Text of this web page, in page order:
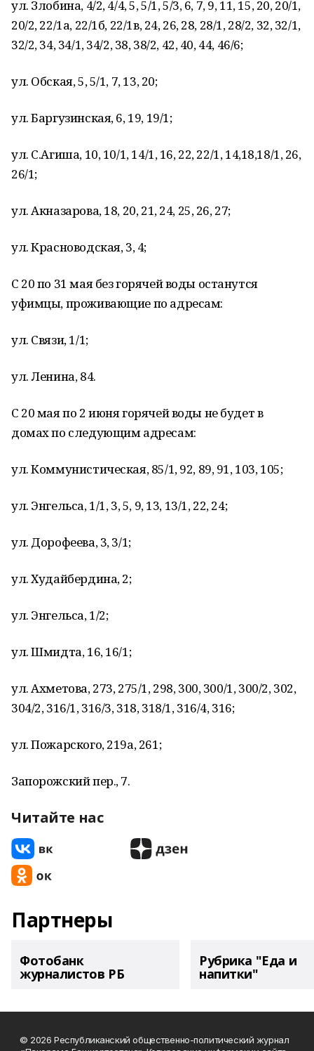
ул. Злобина, 4/2, 4/4, 5, 5/1, 5/3, 6, 7, 9, 11, 15, 20, 20/1,
20/2, 22/1а, 22/1б, 22/1в, 24, 26, 28, 28/1, 28/2, 32, 32/1,
32/2, 34, 34/1, 34/2, 38, 38/2, 42, 40, 44, 46/6;
ул. Обская, 5, 5/1, 7, 13, 20;
ул. Баргузинская, 6, 19, 19/1;
ул. С.Агиша, 10, 10/1, 14/1, 16, 22, 22/1, 14,18,18/1, 26,
26/1;
ул. Акназарова, 18, 20, 21, 24, 25, 26, 27;
ул. Красноводская, 3, 4;
С 20 по 31 мая без горячей воды останутся
уфимцы, проживающие по адресам:
ул. Связи, 1/1;
ул. Ленина, 84.
С 20 мая по 2 июня горячей воды не будет в
домах по следующим адресам:
ул. Коммунистическая, 85/1, 92, 89, 91, 103, 105;
ул. Энгельса, 1/1, 3, 5, 9, 13, 13/1, 22, 24;
ул. Дорофеева, 3, 3/1;
ул. Худайбердина, 2;
ул. Энгельса, 1/2;
ул. Шмидта, 16, 16/1;
ул. Ахметова, 273, 275/1, 298, 300, 300/1, 300/2, 302,
304/2, 316/1, 316/3, 318, 318/1, 316/4, 316;
ул. Пожарского, 219а, 261;
Запорожский пер., 7.
Читайте нас
Партнеры
Фотобанк
журналистов РБ
Рубрика "Еда и
напитки"
© 2026 Республиканский общественно-политический журнал